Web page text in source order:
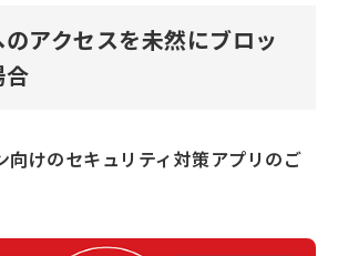
アクセスを未然にブロッ
合
向けのセキュリティ対策アプリのご